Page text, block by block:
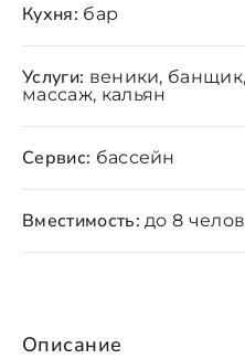
Описание
Кухня: бар
Услуги: веники,
массаж, кальян
Сервис: бассейн
Вместимость: до 8